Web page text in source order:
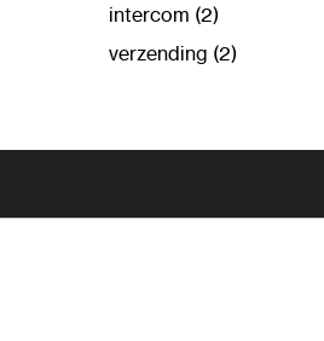
intercom (2)
verzending (2)